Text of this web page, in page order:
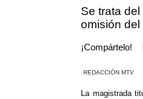
Se trata
omisión
¡Compártelo!
REDACCIÓN MTV
La magistrada